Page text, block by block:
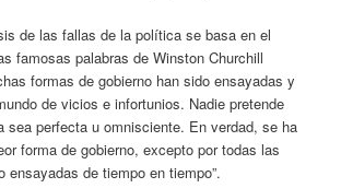
de las fallas de la política se basa en el
famosas palabras de Winston Churchill
formas de gobierno han sido ensayadas y
de vicios e infortunios. Nadie pretende
sea perfecta u omnisciente. En verdad, se ha
forma de gobierno, excepto por todas las
ensayadas de tiempo en tiempo”.